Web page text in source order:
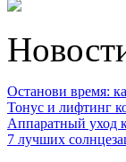
Останови время:
Тонус и лифтинг
Аппаратный уход
7 лучших